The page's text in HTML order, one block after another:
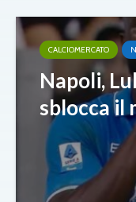
CALCIOMERCATO
Napoli,
sblocca il